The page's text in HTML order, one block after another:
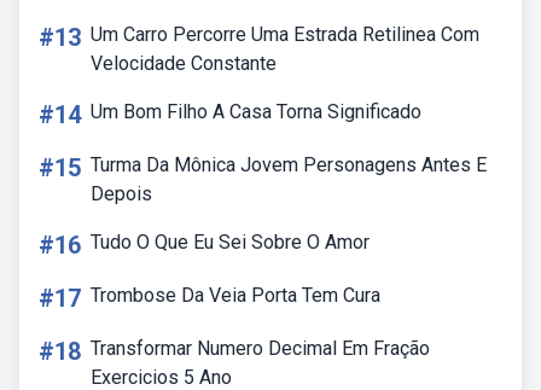
#13 Um Carro Percorre Uma Estrada Retilinea Com
Velocidade Constante
#14 Um Bom Filho A Casa Torna Significado
#15 Turma Da Mônica Jovem Personagens Antes E
Depois
#16 Tudo O Que Eu Sei Sobre O Amor
#17 Trombose Da Veia Porta Tem Cura
#18 Transformar Numero Decimal Em Fração
Exercicios 5 Ano